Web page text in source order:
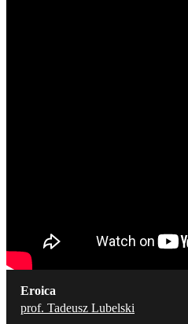
Eroica
prof. Tadeusz Lubelski